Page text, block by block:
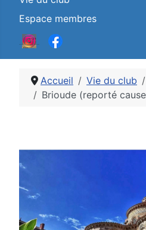
Espace membres
Accueil Vie du club
Brioude (reporté